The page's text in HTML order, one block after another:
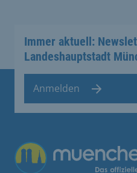
Immer aktuell:
Landeshauptstadt
Anmelden
Übergreifende